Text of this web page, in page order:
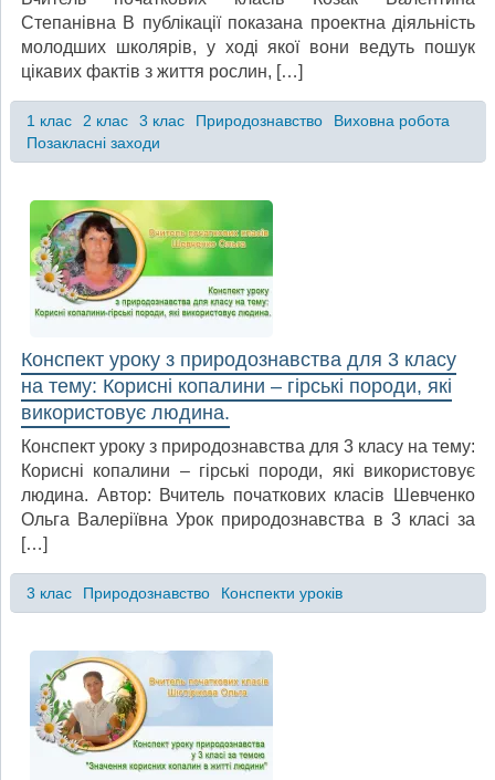
Степанівна В публікації показана проектна діяльність
молодших школярів, у ході якої вони ведуть пошук
цікавих фактів з життя рослин, […]
1 клас 2 клас 3 клас Природознавство
Виховна робота
Позакласні заходи
Конспект уроку з природознавства для 3 класу
на тему: Корисні копалини – гірські породи, які
використовує людина.
Конспект уроку з природознавства для 3 класу на тему:
Корисні копалини – гірські породи, які використовує
людина. Автор: Вчитель початкових класів Шевченко
Ольга Валеріївна Урок природознавства в 3 класі за
[…]
3 клас Природознавство Конспекти уроків